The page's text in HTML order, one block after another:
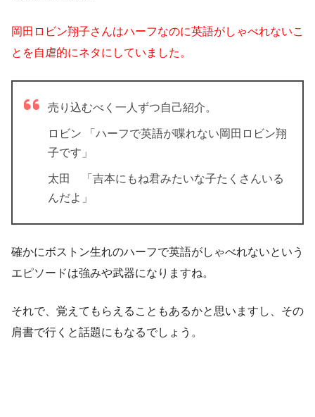
岡田ロビン翔子さんはハーフなのに英語がしゃべれないこ
とを自虐的にネタにしていました。
売り込むべく一人ずつ自己紹介。
ロビン
「ハーフで英語が喋れない岡田ロビン翔
子です」
太田 「吉本にもね君みたいな子たくさんいる
んだよ」
確かにボストン生れのハーフで英語がしゃべれないという
エピソードは強みや武器になりますね。
それで、覚えてもらえることもあるかと思いますし、その
肩書で行くと話題にもなるでしょう。